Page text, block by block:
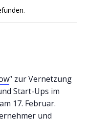
“ zur Vernetzung
Start-Ups im
17. Februar.
und